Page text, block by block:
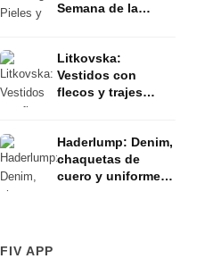
Semana de la
Litkovska:
Vestidos con
flecos y trajes
Moda de Berlín
AW23/24
Haderlump: Denim,
chaquetas de
cuero y uniformes
FIV APP